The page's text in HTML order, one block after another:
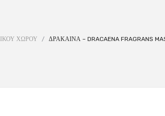
ΧΩΡΟΥ / ΔΡΑΚΑΙΝΑ – DRACAENA FRAGRANS